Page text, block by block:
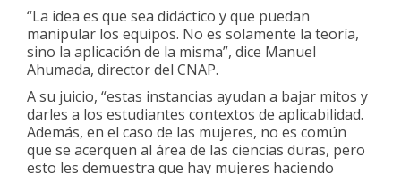
“La idea es que sea didáctico y que puedan
manipular los equipos. No es solamente la teoría,
sino la aplicación de la misma”, dice Manuel
Ahumada, director del CNAP.
A su juicio, “estas instancias ayudan a bajar mitos y
darles a los estudiantes contextos de aplicabilidad.
Además, en el caso de las mujeres, no es común
que se acerquen al área de las ciencias duras, pero
esto les demuestra que hay mujeres haciendo